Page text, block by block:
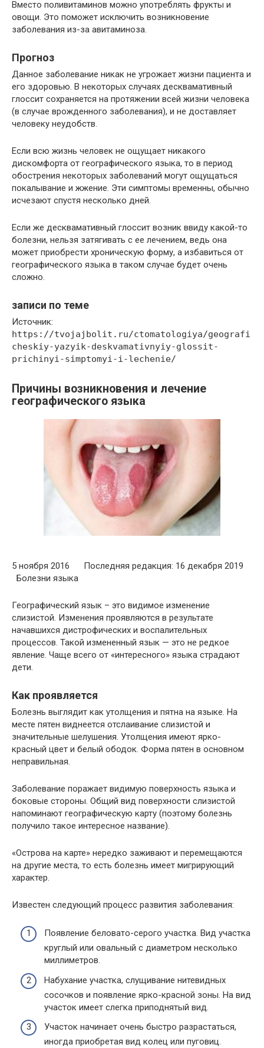
Вместо поливитаминов можно употреблять фрукты и
овощи. Это поможет исключить возникновение
заболевания из-за авитаминоза.
Прогноз
Данное заболевание никак не угрожает жизни пациента и
его здоровью. В некоторых случаях десквамативный
глоссит сохраняется на протяжении всей жизни человека
(в случае врожденного заболевания), и не доставляет
человеку неудобств.
Если всю жизнь человек не ощущает никакого
дискомфорта от географического языка, то в период
обострения некоторых заболеваний могут ощущаться
покалывание и жжение. Эти симптомы временны, обычно
исчезают спустя несколько дней.
Если же десквамативный глоссит возник ввиду какой-то
болезни, нельзя затягивать с ее лечением, ведь она
может приобрести хроническую форму, а избавиться от
географического языка в таком случае будет очень
сложно.
записи по теме
Источник:
https://tvojajbolit.ru/ctomatologiya/geografi
cheskiy-yazyik-deskvamativnyiy-glossit-
prichinyi-simptomyi-i-lechenie/
Причины возникновения и лечение
географического языка
5 ноября 2016 Последняя редакция: 16 декабря 2019
Болезни языка
Географический язык – это видимое изменение
слизистой. Изменения проявляются в результате
начавшихся дистрофических и воспалительных
процессов. Такой измененный язык — это не редкое
явление. Чаще всего от «интересного» языка страдают
дети.
Как проявляется
Болезнь выглядит как утолщения и пятна на языке. На
месте пятен виднеется отслаивание слизистой и
значительные шелушения. Утолщения имеют ярко-
красный цвет и белый ободок. Форма пятен в основном
неправильная.
Заболевание поражает видимую поверхность языка и
боковые стороны. Общий вид поверхности слизистой
напоминают географическую карту (поэтому болезнь
получило такое интересное название).
«Острова на карте» нередко заживают и перемещаются
на другие места, то есть болезнь имеет мигрирующий
характер.
Известен следующий процесс развития заболевания:
Появление беловато-серого участка. Вид участка
круглый или овальный с диаметром несколько
миллиметров.
Набухание участка, слущивание нитевидных
сосочков и появление ярко-красной зоны. На вид
участок имеет слегка приподнятый вид.
Участок начинает очень быстро разрастаться,
иногда приобретая вид колец или пуговиц.